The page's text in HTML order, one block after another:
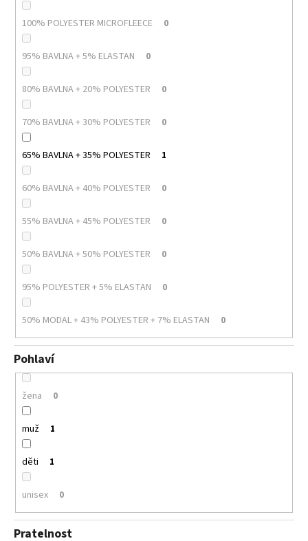
100% POLYESTER MICROFLEECE 0
95% BAVLNA + 5% ELASTAN 0
80% BAVLNA + 20% POLYESTER 0
70% BAVLNA + 30% POLYESTER 0
65% BAVLNA + 35% POLYESTER 1
60% BAVLNA + 40% POLYESTER 0
55% BAVLNA + 45% POLYESTER 0
50% BAVLNA + 50% POLYESTER 0
95% POLYESTER + 5% ELASTAN 0
50% MODAL + 43% POLYESTER + 7% ELASTAN 0
Pohlaví
žena 0
muž 1
děti 1
unisex 0
Pratelnost